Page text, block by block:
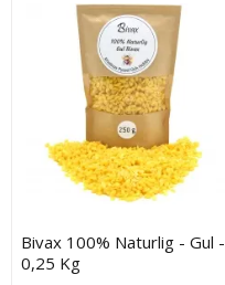
Bivax 100% Naturlig - Gul -
0,25 Kg